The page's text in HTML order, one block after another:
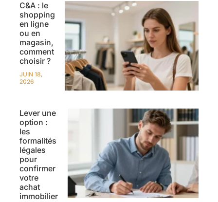
C&A : le
shopping
en ligne
ou en
magasin,
comment
choisir ?
JUIN 18,
2026
Lever une
option :
les
formalités
légales
pour
confirmer
votre
achat
immobilier